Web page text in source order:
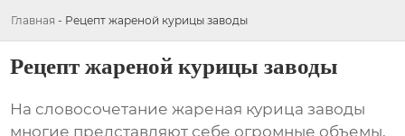
Главная - Рецепт жареной курицы заводы
Рецепт жареной курицы заводы
На словосочетаниежареная курица заводы
многие представляют себе огромные объемы,